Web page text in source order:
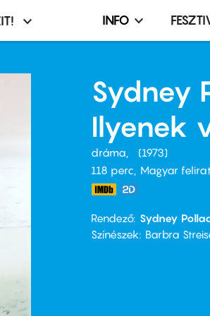
Infó,
menü
INFO
Sydney
Ilyenek
dráma
1973
118 perc,
Magyar
Rendező Sydney
Színészek
Barbra